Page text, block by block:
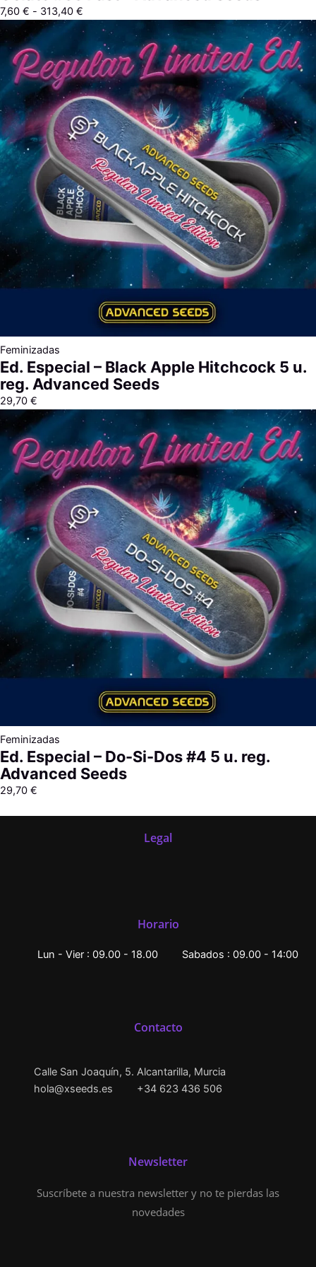
7,60 € - 313,40 €
Feminizadas
Ed. Especial – Black Apple Hitchcock 5 u.
reg. Advanced Seeds
29,70 €
Feminizadas
Ed. Especial – Do-Si-Dos #4 5 u. reg.
Advanced Seeds
29,70 €
Legal
Horario
Lun - Vier : 09.00 - 18.00 Sabados : 09.00 - 14:00
Contacto
Calle San Joaquín, 5. Alcantarilla, Murcia
hola@xseeds.es
+34 623 436 506
Newsletter
Suscríbete a nuestra newsletter y no te pierdas las
novedades